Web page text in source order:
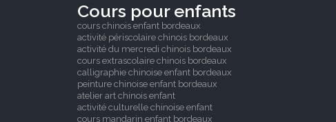
Cours pour enfants
cours chinois enfant bordeaux
activité périscolaire chinois bordeaux
activité du mercredi chinois bordeaux
cours extrascolaire chinois bordeaux
calligraphie chinoise enfant bordeaux
peinture chinoise enfant bordeaux
atelier art chinois enfant
activité culturelle chinoise enfant
cours mandarin enfant bordeaux